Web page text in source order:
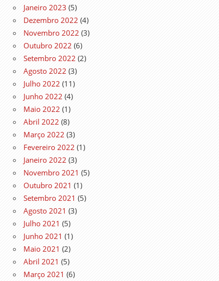
Janeiro 2023 (5)
Dezembro 2022 (4)
Novembro 2022 (3)
Outubro 2022 (6)
Setembro 2022 (2)
Agosto 2022 (3)
Julho 2022 (11)
Junho 2022 (4)
Maio 2022 (1)
Abril 2022 (8)
Março 2022 (3)
Fevereiro 2022 (1)
Janeiro 2022 (3)
Novembro 2021 (5)
Outubro 2021 (1)
Setembro 2021 (5)
Agosto 2021 (3)
Julho 2021 (5)
Junho 2021 (1)
Maio 2021 (2)
Abril 2021 (5)
Março 2021 (6)